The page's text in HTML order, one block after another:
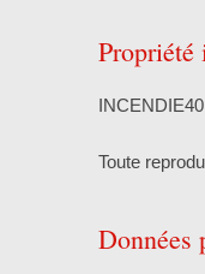
Toute
Données